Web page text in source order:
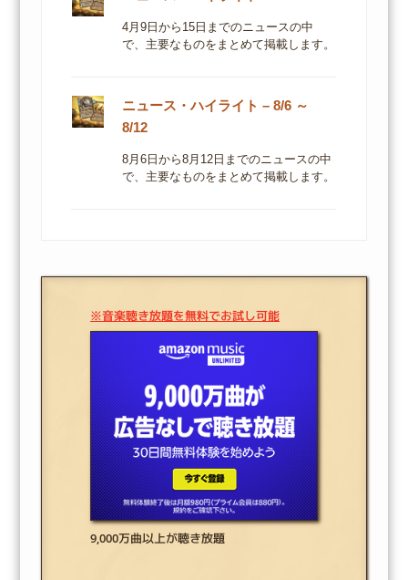
4月9日から15日までのニュースの中
で、主要なものをまとめて掲載します。
ニュース・ハイライト – 8/6 ～
8/12
8月6日から8月12日までのニュースの中
で、主要なものをまとめて掲載します。
※音楽聴き放題を無料でお試し可能
9,000万曲以上が聴き放題